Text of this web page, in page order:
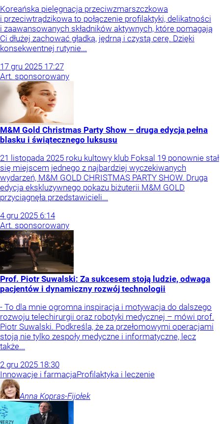
Koreańska pielęgnacja przeciwzmarszczkowa
i przeciwtrądzikowa to połączenie profilaktyki, delikatności
i zaawansowanych składników aktywnych, które pomagają
Ci dłużej zachować gładką, jędrną i czystą cerę. Dzięki
konsekwentnej rutynie...
17 gru 2025 17:27
Art. sponsorowany
M&M Gold Christmas Party Show – druga edycja pełna
blasku i świątecznego luksusu
21 listopada 2025 roku kultowy klub Foksal 19 ponownie stał
się miejscem jednego z najbardziej wyczekiwanych
wydarzeń, M&M GOLD CHRISTMAS PARTY SHOW. Druga
edycja ekskluzywnego pokazu biżuterii M&M GOLD
przyciągnęła przedstawicieli...
4 gru 2025 6:14
Art. sponsorowany
Prof. Piotr Suwalski: Za sukcesem stoją ludzie, odwaga
pacjentów i dynamiczny rozwój technologii
- To dla mnie ogromna inspiracja i motywacja do dalszego
rozwoju telechirurgii oraz robotyki medycznej – mówi prof.
Piotr Suwalski. Podkreśla, że za przełomowymi operacjami
stoją nie tylko zespoły medyczne i informatyczne, lecz
także...
2 gru 2025 18:30
Innowacje i farmacjaProfilaktyka i leczenie
Anna Kopras-Fijołek